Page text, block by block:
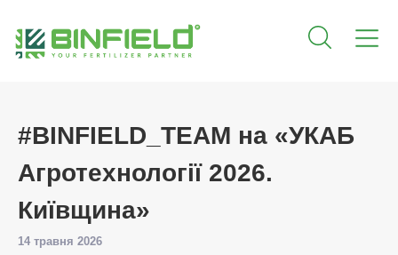
#BINFIELD_TEAM на «УКАБ
Агротехнології 2026.
Київщина»
14 травня 2026